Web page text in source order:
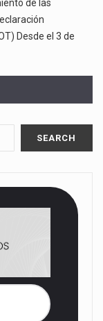
de las
Desde el 3 de